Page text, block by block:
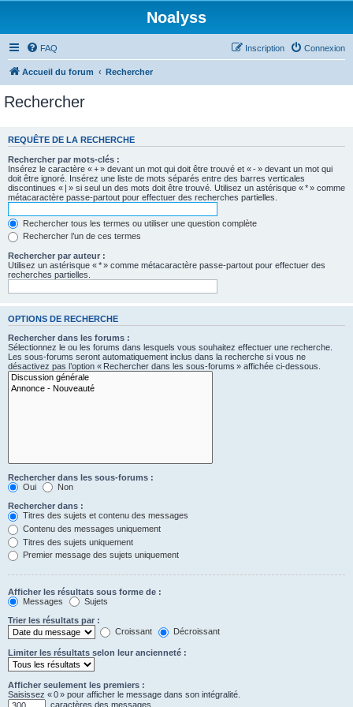
Noalyss
FAQ Connexion
Inscription
Accueil du forum Rechercher
Rechercher
REQUÊTE DE LA RECHERCHE
Rechercher par mots-clés :
Insérez le caractère « + » devant un mot qui doit être trouvé et « - » devant un mot qui
doit être ignoré. Insérez une liste de mots séparés entre des barres verticales
discontinues « | » si seul un des mots doit être trouvé. Utilisez un astérisque « * » comme
métacaractère passe-partout pour effectuer des recherches partielles.
Rechercher tous les termes ou utiliser une question complète
Rechercher l’un de ces termes
Rechercher par auteur :
Utilisez un astérisque « * » comme métacaractère passe-partout pour effectuer des
recherches partielles.
OPTIONS DE RECHERCHE
Rechercher dans les forums :
Sélectionnez le ou les forums dans lesquels vous souhaitez effectuer une recherche.
Les sous-forums seront automatiquement inclus dans la recherche si vous ne
désactivez pas l’option « Rechercher dans les sous-forums » affichée ci-dessous.
Rechercher dans les sous-forums :
Oui
Non
Rechercher dans :
Titres des sujets et contenu des messages
Contenu des messages uniquement
Titres des sujets uniquement
Premier message des sujets uniquement
Afficher les résultats sous forme de :
Messages
Sujets
Trier les résultats par :
Croissant
Décroissant
Limiter les résultats selon leur ancienneté :
Afficher seulement les premiers :
Saisissez « 0 » pour afficher le message dans son intégralité.
caractères des messages